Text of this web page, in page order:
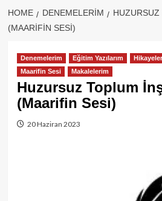
HOME DENEMELERIM
(MAARIFIN SESI)
Denemelerim Eğitim Yazılarım
Maarifin Sesi
Makalelerim
Huzursuz Toplum
(Maarifin Sesi)
20 Haziran 2023